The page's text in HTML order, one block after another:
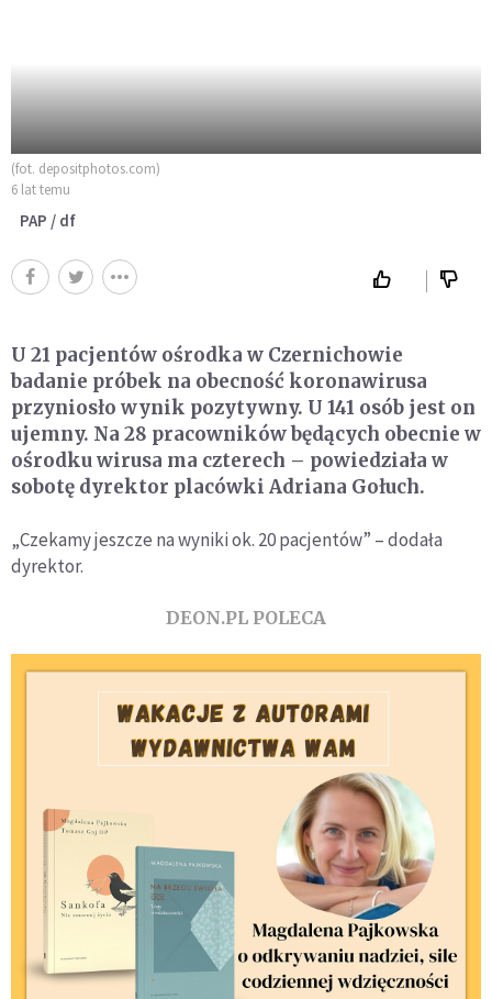
(fot. depositphotos.com)
6 lat temu
PAP / df
U 21 pacjentów ośrodka w Czernichowie
badanie próbek na obecność koronawirusa
przyniosło wynik pozytywny. U 141 osób jest on
ujemny. Na 28 pracowników będących obecnie w
ośrodku wirusa ma czterech – powiedziała w
sobotę dyrektor placówki Adriana Gołuch.
„Czekamy jeszcze na wyniki ok. 20 pacjentów” – dodała
dyrektor.
DEON.PL POLECA